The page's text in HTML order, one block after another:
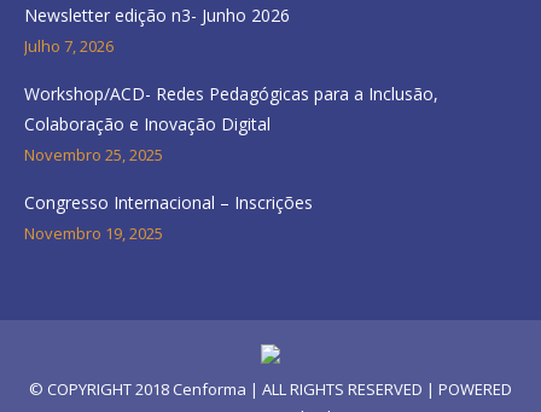
Newsletter edição n3- Junho 2026
Julho 7, 2026
Workshop/ACD- Redes Pedagógicas para a Inclusão,
Colaboração e Inovação Digital
Novembro 25, 2025
Congresso Internacional – Inscrições
Novembro 19, 2025
© COPYRIGHT 2018 Cenforma | ALL RIGHTS RESERVED | POWERED